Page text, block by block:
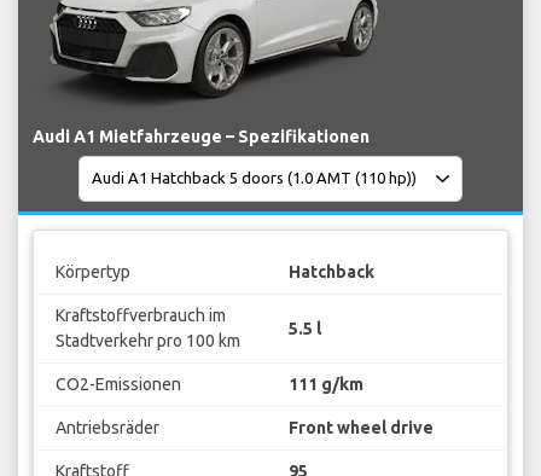
Audi A1 Mietfahrzeuge – Spezifikationen
Körpertyp Hatchback
Kraftstoffverbrauch im
Stadtverkehr pro 100 km
5.5 l
CO2-Emissionen 111 g/km
Antriebsräder Front wheel drive
Kraftstoff 95